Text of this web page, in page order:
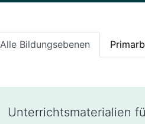
Alle Bildungsebenen
Unterrichtsmaterialien